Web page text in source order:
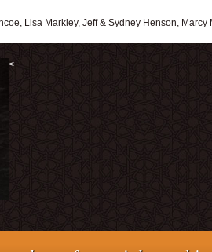
Lisa Markley, Jeff & Sydney Henson, Marcy
<